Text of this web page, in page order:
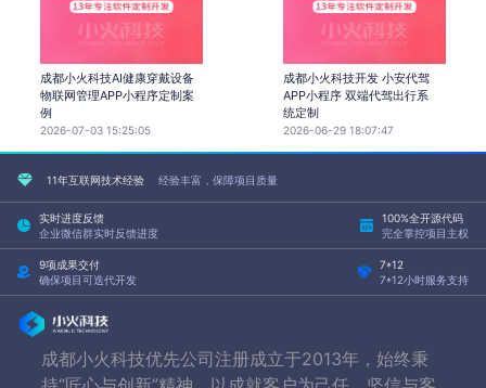
成都小火科技AI健康穿戴设备
物联网管理APP小程序定制案
例
2026-07-03 15:25:05
成都小火科技开发 小安代驾
APP小程序 双端代驾出行系
统定制
2026-06-29 18:07:47
11年互联网技术经验 经验丰富，保障项目质量
实时进度反馈
企业微信群实时反馈进度
100%全开源代码
完全掌控项目主权
9项成果交付
确保项目可迭代开发
7*12
7*12小时服务支持
成都小火科技优先公司注册成立于2013年，始终秉